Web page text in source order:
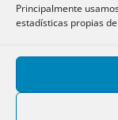
Principalmente
estadísticas propias
de la respuesta
procedencia de
Como precisión